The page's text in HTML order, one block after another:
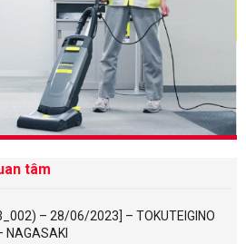
tâm
– 28/06/2023] – TOKUTEIGINO
NAGASAKI